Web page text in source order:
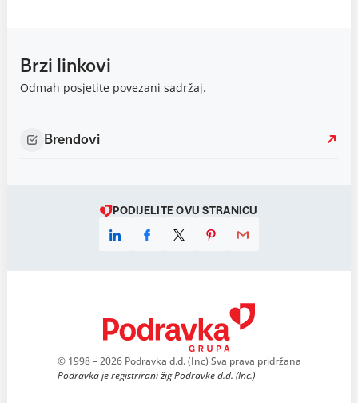
Brzi linkovi
Odmah posjetite povezani sadržaj.
Brendovi
PODIJELITE OVU STRANICU
© 1998 – 2026 Podravka d.d. (Inc) Sva prava pridržana
Podravka je registrirani žig Podravke d.d. (Inc.)